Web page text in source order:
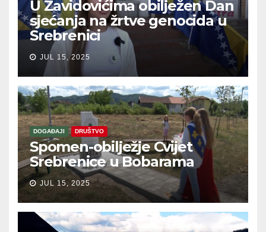
U Zavidovićima obilježen Dan
sjećanja na žrtve genocida u
Srebrenici
JUL 15, 2025
DOGAĐAJI DRUŠTVO
Spomen-obilježje Cvijet
Srebrenice u Bobarama
JUL 15, 2025